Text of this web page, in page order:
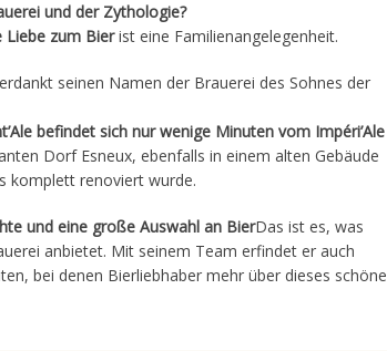
und der Zythologie?
Liebe zum Bierist eine Familienangelegenheit.
seinen Namen der Brauerei des Sohnes der
befindet sich nur wenige Minuten vom Impéri’Ale
Dorf Esneux, ebenfalls in einem alten Gebäude
komplett renoviert wurde.
und eine große Auswahl an BierDas ist es, was
anbietet. Mit seinem Team erfindet er auch
bei denen Bierliebhaber mehr über dieses schöne